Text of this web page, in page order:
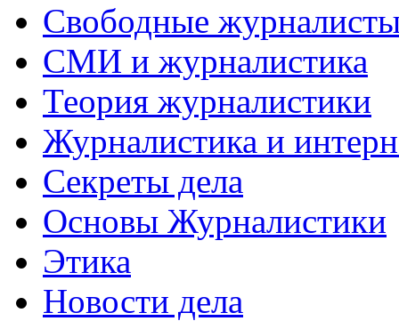
Свободные
СМИ и журналистика
Теория журналистики
Журналистика и
Секреты дела
Основы Журналистики
Этика
Новости дела